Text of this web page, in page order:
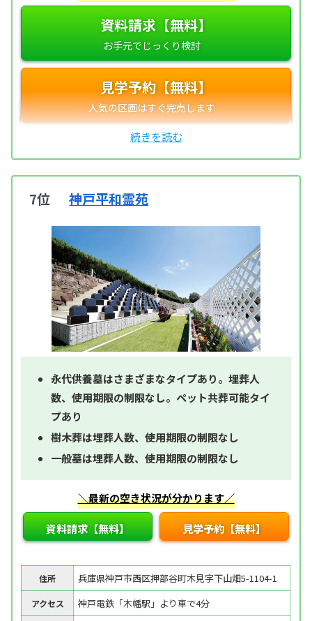
資料請求【無料】
見学予約【無料】
7位 神戸平和霊苑
永代供養墓はさまざまなタイプあり。埋葬人
数、使用期限の制限なし。ペット共葬可能タイ
プあり
樹木葬は埋葬人数、使用期限の制限なし
一般墓は埋葬人数、使用期限の制限なし
＼最新の空き状況が分かります／
資料請求【無料】 見学予約【無料】
住所 兵庫県神戸市西区押部谷町木見字下山畑5-1104-1
アクセス 神戸電鉄「木幡駅」より車で4分